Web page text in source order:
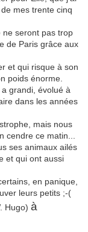
mes trente cinq
ne seront pas trop
de Paris grâce aux
et qui risque à son
poids énorme.
grandi, évolué à
dans les années
mais nous
ce matin...
ses animaux ailés
et qui ont aussi
en panique,
leurs petits ;-(
Hugo) à